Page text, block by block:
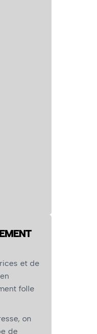
et de
folle
on
de